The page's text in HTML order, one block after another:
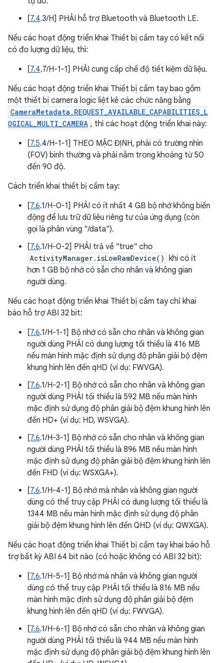
[7.4.3/H] PHẢI hỗ trợ Bluetooth và Bluetooth LE.
Nếu các hoạt động triển khai Thiết bị cầm tay có kết nối
có đo lượng dữ liệu, thì:
[7.4.7/H-1-1] PHẢI cung cấp chế độ tiết kiệm dữ liệu.
Nếu các hoạt động triển khai Thiết bị cầm tay bao gồm
một thiết bị camera logic liệt kê các chức năng bằng
CameraMetadata.REQUEST_AVAILABLE_CAPABILITIES_L
OGICAL_MULTI_CAMERA , thì các hoạt động triển khai này:
[7.5.4/H-1-1] THEO MẶC ĐỊNH, phải có trường nhìn
(FOV) bình thường và phải nằm trong khoảng từ 50
đến 90 độ.
Cách triển khai thiết bị cầm tay:
[7.6.1/H-0-1] PHẢI có ít nhất 4 GB bộ nhớ không biến
động để lưu trữ dữ liệu riêng tư của ứng dụng (còn
gọi là phân vùng "/data").
[7.6.1/H-0-2] PHẢI trả về "true" cho
ActivityManager.isLowRamDevice() khi có ít
hơn 1 GB bộ nhớ có sẵn cho nhân và không gian
người dùng.
Nếu các hoạt động triển khai Thiết bị cầm tay chỉ khai
báo hỗ trợ ABI 32 bit:
[7.6.1/H-1-1] Bộ nhớ có sẵn cho nhân và không gian
người dùng PHẢI có dung lượng tối thiểu là 416 MB
nếu màn hình mặc định sử dụng độ phân giải bộ đệm
khung hình lên đến qHD (ví dụ: FWVGA).
[7.6.1/H-2-1] Bộ nhớ có sẵn cho nhân và không gian
người dùng PHẢI tối thiểu là 592 MB nếu màn hình
mặc định sử dụng độ phân giải bộ đệm khung hình lên
đến HD+ (ví dụ: HD, WSVGA).
[7.6.1/H-3-1] Bộ nhớ có sẵn cho nhân và không gian
người dùng PHẢI tối thiểu là 896 MB nếu màn hình
mặc định sử dụng độ phân giải bộ đệm khung hình lên
đến FHD (ví dụ: WSXGA+).
[7.6.1/H-4-1] Bộ nhớ mà nhân và không gian người
dùng có thể truy cập PHẢI có dung lượng tối thiểu là
1344 MB nếu màn hình mặc định sử dụng độ phân
giải bộ đệm khung hình lên đến QHD (ví dụ: QWXGA).
Nếu các hoạt động triển khai Thiết bị cầm tay khai báo hỗ
trợ bất kỳ ABI 64 bit nào (có hoặc không có ABI 32 bit):
[7.6.1/H-5-1] Bộ nhớ mà nhân và không gian người
dùng có thể truy cập PHẢI tối thiểu là 816 MB nếu
màn hình mặc định sử dụng độ phân giải bộ đệm
khung hình lên đến qHD (ví dụ: FWVGA).
[7.6.1/H-6-1] Bộ nhớ có sẵn cho nhân và không gian
người dùng PHẢI tối thiểu là 944 MB nếu màn hình
mặc định sử dụng độ phân giải bộ đệm khung hình lên